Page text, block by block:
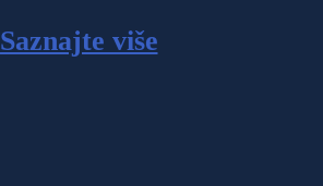
Saznajte više